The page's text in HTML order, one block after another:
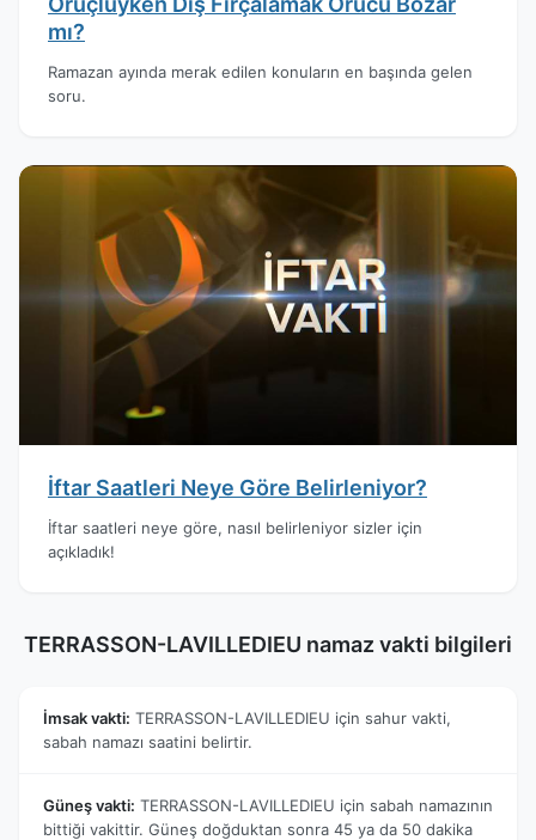
mı?
Ramazan ayında merak edilen konuların en başında gelen
soru.
İftar Saatleri Neye Göre Belirleniyor?
İftar saatleri neye göre, nasıl belirleniyor sizler için
açıkladık!
TERRASSON-LAVILLEDIEU namaz vakti bilgileri
İmsak vakti: TERRASSON-LAVILLEDIEU için sahur vakti,
sabah namazı saatini belirtir.
Güneş vakti: TERRASSON-LAVILLEDIEU için sabah namazının
bittiği vakittir. Güneş doğduktan sonra 45 ya da 50 dakika